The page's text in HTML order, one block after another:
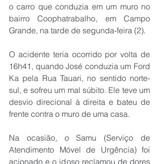
o carro que conduzia em um muro no
bairro Coophatrabalho, em Campo
Grande, na tarde de segunda-feira (2).
O acidente teria ocorrido por volta de
16h41, quando José conduzia um Ford
Ka pela Rua Tauari, no sentido norte-
sul, e sofreu um mal súbito. Ele teve um
desvio direcional à direita e bateu de
frente contra o muro de uma casa.
Na ocasião, o Samu (Serviço de
Atendimento Móvel de Urgência) foi
acionado e o idoso reclamou de dores